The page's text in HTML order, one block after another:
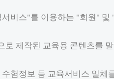
비스"를 이용하는 "회원" 및
로 제작된 교육용 콘텐츠를
험정보 등 교육서비스 일체